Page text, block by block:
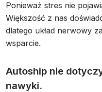
Ponieważ stres nie
Większość z nas
dlatego układ nerwowy
wsparcie.
Autoship nie
nawyki.